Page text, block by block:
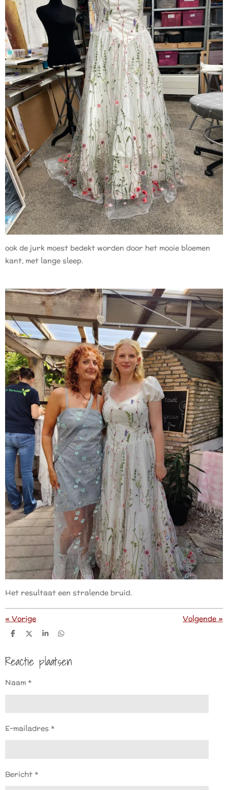
ook de jurk moest bedekt worden door het mooie bloemen
kant, met lange sleep.
Het resultaat een stralende bruid.
« Vorige Volgende »
D
e
n
D
l
S
r
e
D
e
n
Reactie plaatsen
Naam *
E-mailadres *
Bericht *